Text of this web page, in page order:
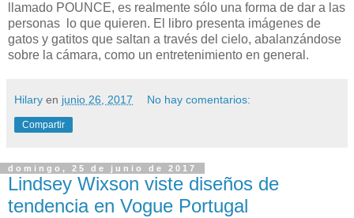
llamado POUNCE, es realmente sólo una forma de dar a las
personas lo que quieren. El libro presenta imágenes de
gatos y gatitos que saltan a través del cielo, abalanzándose
sobre la cámara, como un entretenimiento en general.
Hilary en junio 26, 2017 No hay comentarios:
Compartir
domingo, 25 de junio de 2017
Lindsey Wixson viste diseños de
tendencia en Vogue Portugal